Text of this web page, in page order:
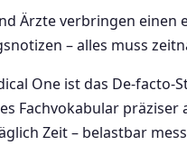
Ärzte verbringen einen
– alles muss
One ist das De-facto-
Fachvokabular
Zeit – belastbar